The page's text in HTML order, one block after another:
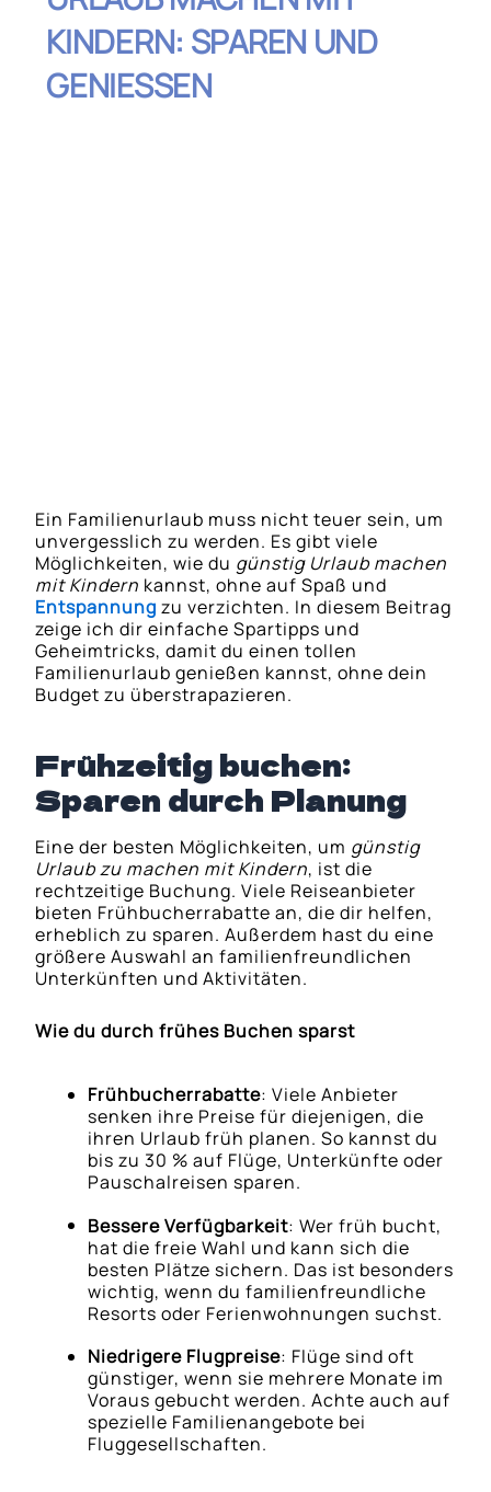
KINDERN: SPAREN UND
GENIESSEN
Ein Familienurlaub muss nicht teuer sein, um
unvergesslich zu werden. Es gibt viele
Möglichkeiten, wie du günstig Urlaub machen
mit Kindern kannst, ohne auf Spaß und
Entspannung zu verzichten. In diesem Beitrag
zeige ich dir einfache Spartipps und
Geheimtricks, damit du einen tollen
Familienurlaub genießen kannst, ohne dein
Budget zu überstrapazieren.
Frühzeitig buchen:
Sparen durch Planung
Eine der besten Möglichkeiten, um günstig
Urlaub zu machen mit Kindern, ist die
rechtzeitige Buchung. Viele Reiseanbieter
bieten Frühbucherrabatte an, die dir helfen,
erheblich zu sparen. Außerdem hast du eine
größere Auswahl an familienfreundlichen
Unterkünften und Aktivitäten.
Wie du durch frühes Buchen sparst
Frühbucherrabatte: Viele Anbieter
senken ihre Preise für diejenigen, die
ihren Urlaub früh planen. So kannst du
bis zu 30 % auf Flüge, Unterkünfte oder
Pauschalreisen sparen.
Bessere Verfügbarkeit: Wer früh bucht,
hat die freie Wahl und kann sich die
besten Plätze sichern. Das ist besonders
wichtig, wenn du familienfreundliche
Resorts oder Ferienwohnungen suchst.
Niedrigere Flugpreise: Flüge sind oft
günstiger, wenn sie mehrere Monate im
Voraus gebucht werden. Achte auch auf
spezielle Familienangebote bei
Fluggesellschaften.